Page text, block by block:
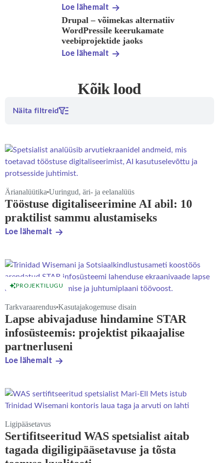
Loe lähemalt
Drupal – võimekas alternatiiv
WordPressile keerukamate
veebiprojektide jaoks
Loe lähemalt
Kõik lood
Näita filtreid
Ärianalüütika Uuringud, äri- ja eelanalüüs
Tööstuse digitaliseerimine AI abil: 10
praktilist sammu alustamiseks
Loe lähemalt
PROJEKTILUGU
Tarkvaraarendus Kasutajakogemuse disain
Lapse abivajaduse hindamine STAR
infosüsteemis: projektist pikaajalise
partnerluseni
Loe lähemalt
Ligipääsetavus
Sertifitseeritud WAS spetsialist aitab
tagada digiligipääsetavuse ja tõsta